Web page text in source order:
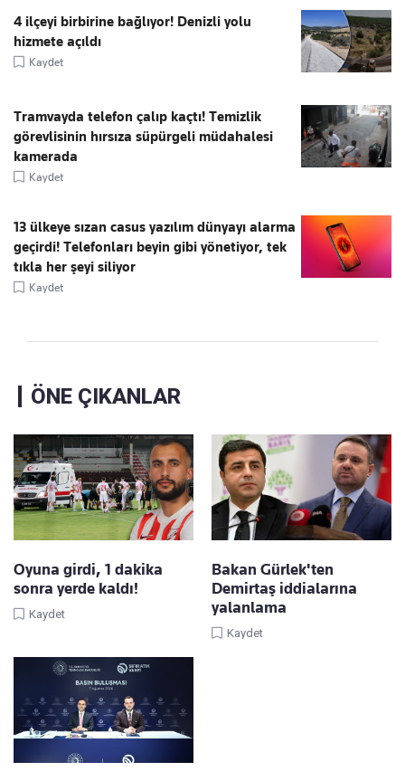
4 ilçeyi birbirine bağlıyor! Denizli yolu
hizmete açıldı
Kaydet
Tramvayda telefon çalıp kaçtı! Temizlik
görevlisinin hırsıza süpürgeli müdahalesi
kamerada
Kaydet
13 ülkeye sızan casus yazılım dünyayı alarma
geçirdi! Telefonları beyin gibi yönetiyor, tek
tıkla her şeyi siliyor
Kaydet
ÖNE ÇIKANLAR
Oyuna girdi, 1 dakika
sonra yerde kaldı!
Kaydet
Bakan Gürlek'ten
Demirtaş iddialarına
yalanlama
Kaydet